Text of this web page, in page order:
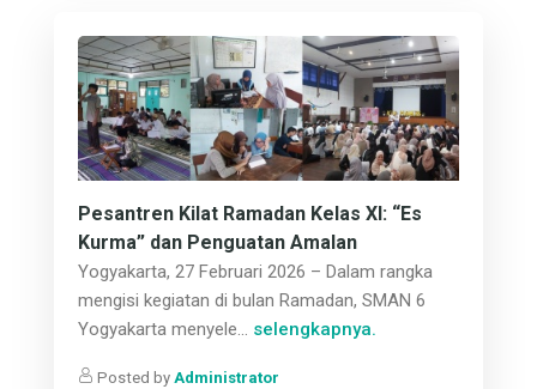
Pesantren Kilat Ramadan Kelas XI: “Es
Kurma” dan Penguatan Amalan
Yogyakarta, 27 Februari 2026 – Dalam rangka
mengisi kegiatan di bulan Ramadan, SMAN 6
Yogyakarta menyele... selengkapnya.
Posted by Administrator